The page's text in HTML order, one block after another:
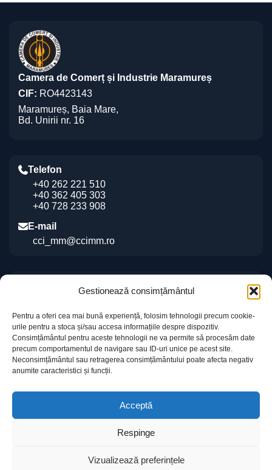
Gestionează consimțământul
Pentru a oferi cea mai bună experiență, folosim tehnologii precum cookie-
urile pentru a stoca și/sau accesa informațiile despre dispozitiv.
Consimțământul pentru aceste tehnologii ne va permite să procesăm date
precum comportamentul de navigare sau ID-uri unice pe acest site.
Neconsimțământul sau retragerea consimțământului poate afecta negativ
anumite caracteristici și funcții.
Acceptă
Respinge
Vizualizează preferințele
Camera de Comerț și Industrie Maramureș
CIF: RO4423143
Maramureș, Baia Mare,
Bd. Unirii nr. 16
Telefon
+40 262 221 510
+40 362 405 303
+40 728 233 908
E-mail
cci_mm@ccimm.ro
Indicații de orientare
Centrul de Instruire și Marketing al CCI Maramureș
„Gheorghe Marcaș”
Informații utileContact